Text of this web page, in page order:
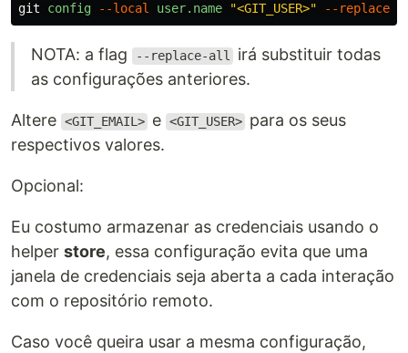
git
config --local user.name "<GIT_USER>" --replace-
NOTA: a flag --replace-all
irá substituir todas
as configurações anteriores.
Altere <GIT_EMAIL> e <GIT_USER> para os seus
respectivos valores.
Opcional:
Eu costumo armazenar as credenciais usando o
helper store, essa configuração evita que uma
janela de credenciais seja aberta a cada interação
com o repositório remoto.
Caso você queira usar a mesma configuração,